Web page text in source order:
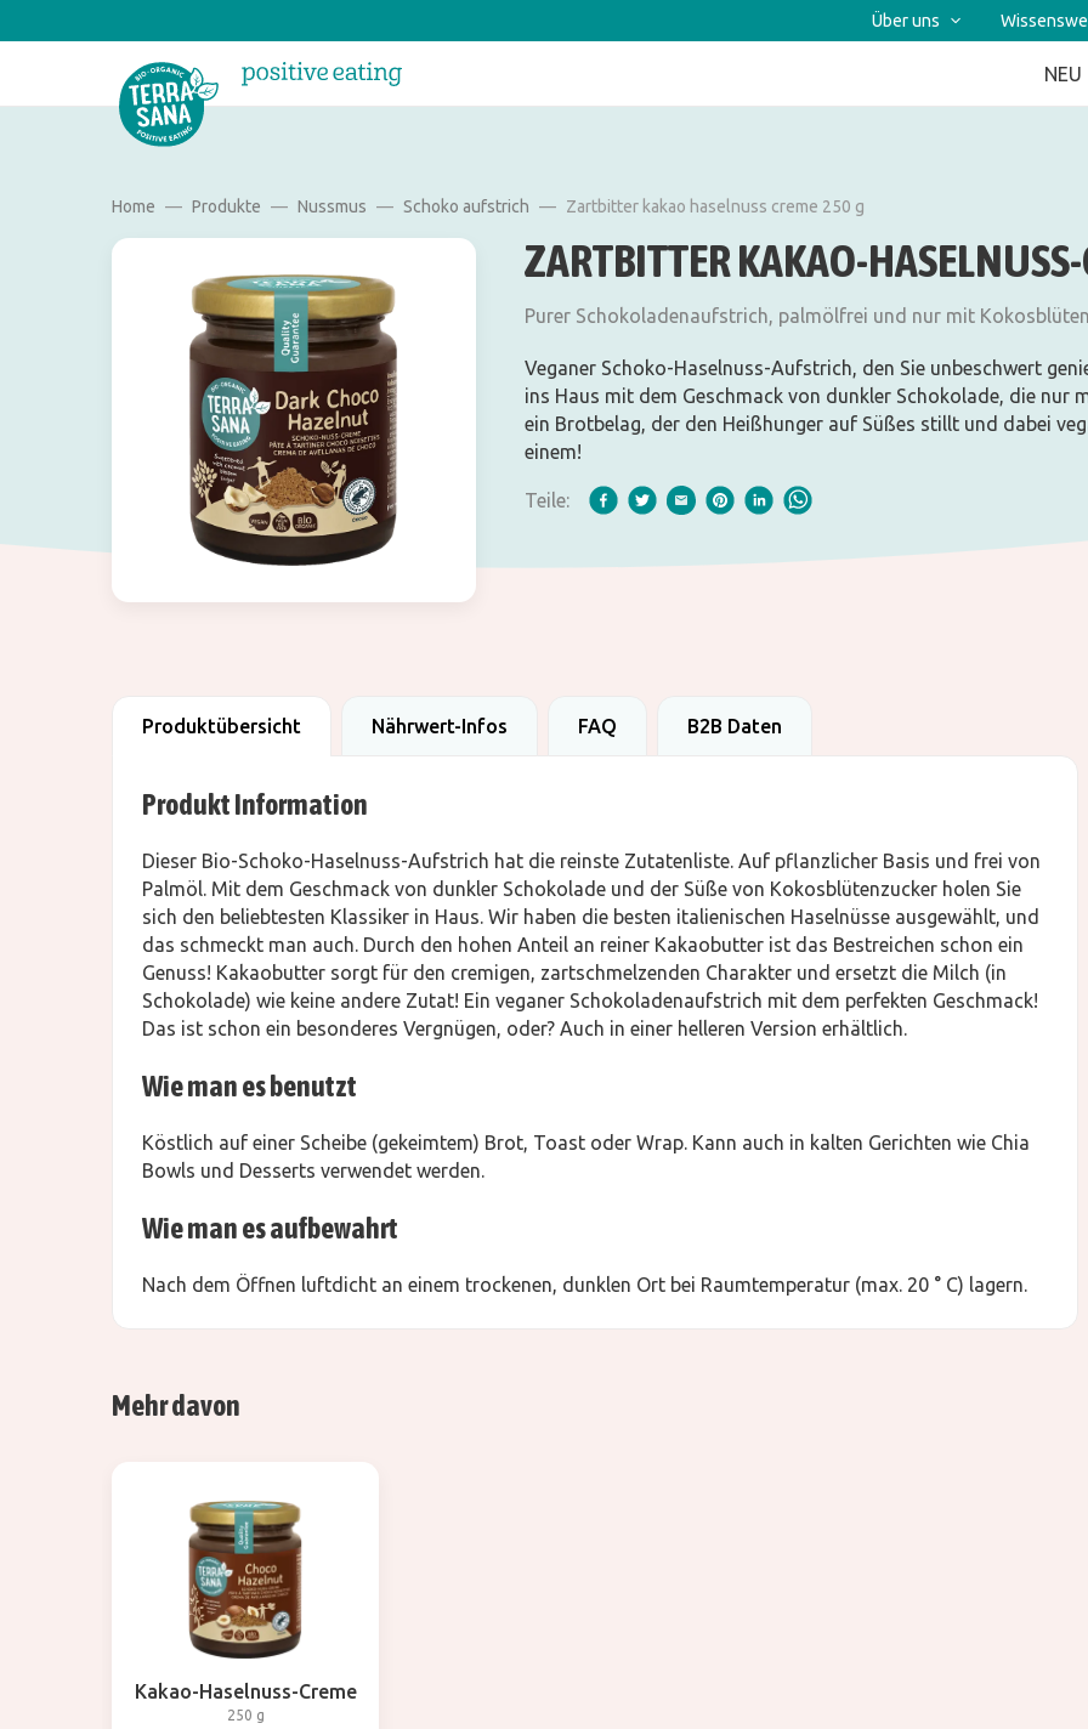
Über uns
NEU
Home Produkte Nussmus Schoko aufstrich Zartbitter kakao haselnuss creme 250 g
ZARTBITTER KAKAO-
Purer Schokoladenaufstrich, palmölfrei und nur mit
Veganer Schoko-Haselnuss-Aufstrich, den Sie unbeschwert
ins Haus mit dem Geschmack von dunkler Schokolade, die nur
ein Brotbelag, der den Heißhunger auf Süßes stillt und dabei
einem!
Teile:
Produktübersicht Nährwert-Infos FAQ B2B Daten
Produkt Information
Dieser Bio-Schoko-Haselnuss-Aufstrich hat die reinste Zutatenliste. Auf pflanzlicher Basis und frei von
Palmöl. Mit dem Geschmack von dunkler Schokolade und der Süße von Kokosblütenzucker holen Sie
sich den beliebtesten Klassiker in Haus. Wir haben die besten italienischen Haselnüsse ausgewählt, und
das schmeckt man auch. Durch den hohen Anteil an reiner Kakaobutter ist das Bestreichen schon ein
Genuss! Kakaobutter sorgt für den cremigen, zartschmelzenden Charakter und ersetzt die Milch (in
Schokolade) wie keine andere Zutat! Ein veganer Schokoladenaufstrich mit dem perfekten Geschmack!
Das ist schon ein besonderes Vergnügen, oder? Auch in einer helleren Version erhältlich.
Wie man es benutzt
Köstlich auf einer Scheibe (gekeimtem) Brot, Toast oder Wrap. Kann auch in kalten Gerichten wie Chia
Bowls und Desserts verwendet werden.
Wie man es aufbewahrt
Nach dem Öffnen luftdicht an einem trockenen, dunklen Ort bei Raumtemperatur (max. 20 ° C) lagern.
Mehr davon
Kakao-Haselnuss-Creme
250 g